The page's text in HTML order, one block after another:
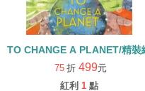
TO CHANGE A PLANET/精裝
75 折 499元
紅利 1 點